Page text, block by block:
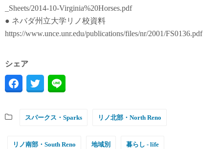
_Sheets/2014-10-Virginia%20Horses.pdf
● ネバダ州立大学リノ校資料
https://www.unce.unr.edu/publications/files/nr/2001/FS0136.pdf
シェア
スパークス・Sparks リノ北部・North Reno
リノ南部・South Reno 地域別 暮らし - life